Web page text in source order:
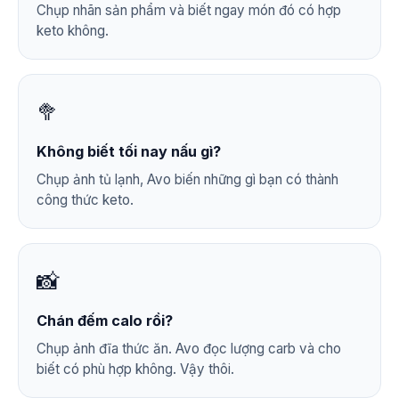
Chụp nhãn sản phẩm và biết ngay món đó có hợp
keto không.
🥦
Không biết tối nay nấu gì?
Chụp ảnh tủ lạnh, Avo biến những gì bạn có thành
công thức keto.
📸
Chán đếm calo rồi?
Chụp ảnh đĩa thức ăn. Avo đọc lượng carb và cho
biết có phù hợp không. Vậy thôi.